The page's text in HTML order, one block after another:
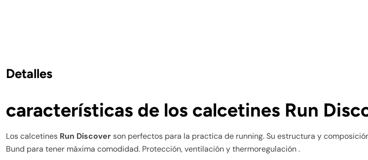
Detalles
características de los calcetines Run
Los calcetines Run Discoverson perfectos para la practica de running. Su estructura y
Bund para tener máxima comodidad. Protección, ventilación y thermoregulación .